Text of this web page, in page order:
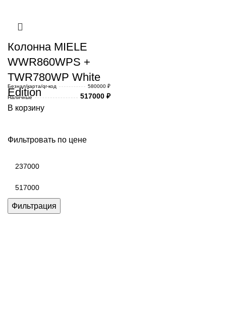
Фильтровать по цене
Фильтрация
Колонна MIELE
WWR860WPS +
TWR780WP White
Edition
Безнал/карта/qr-код
580000 ₽
Наличные
517000 ₽
В корзину